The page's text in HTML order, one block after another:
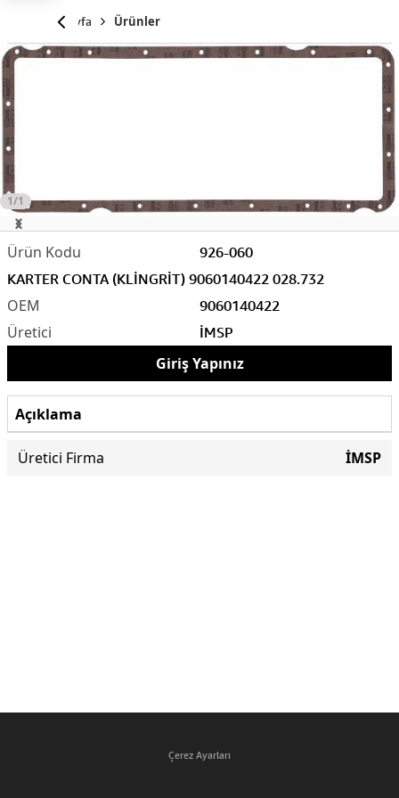
Anasayfa Ürünler
1/1
926-060
9060140422
KARTER CONTA (KLİNGRİT) 9060140422 028.732
İMSP
Giriş Yapınız
Açıklama
Üretici Firma İMSP
Çerez Ayarları